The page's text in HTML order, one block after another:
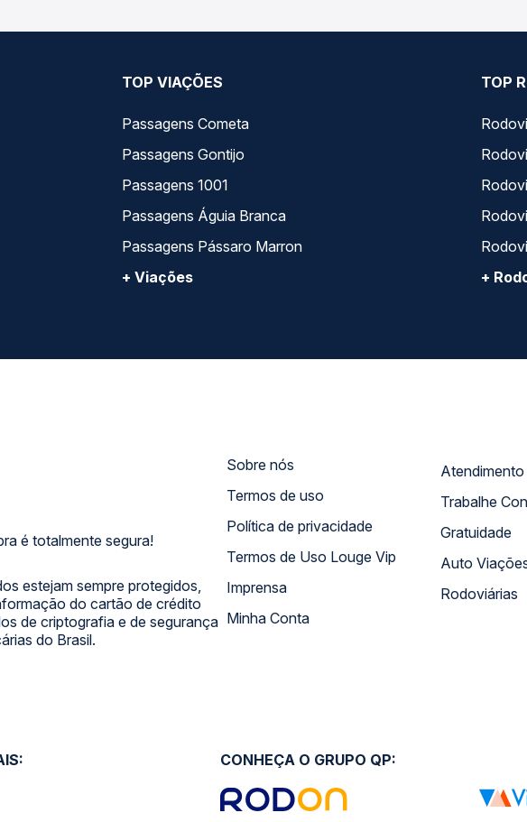
TOP VIAÇÕES
Passagens Cometa
Passagens Gontijo
Passagens 1001
Passagens Águia Branca
Passagens Pássaro Marron
+ Viações
TOP
+
é totalmente segura!
estejam sempre protegidos,
do cartão de crédito
de criptografia e de segurança
do Brasil.
Sobre nós
Termos de uso
Política de privacidade
Termos de Uso Louge Vip
Imprensa
Minha Conta
Trabalhe
Gratuidade
Auto
Rodoviárias
CONHEÇA O GRUPO QP: